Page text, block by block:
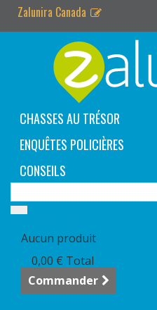
Zalunira Canada
CHASSES AU TRÉSOR
ENQUÊTES POLICIÈRES
CONSEILS
Aucun produit
0,00 € Total
Commander